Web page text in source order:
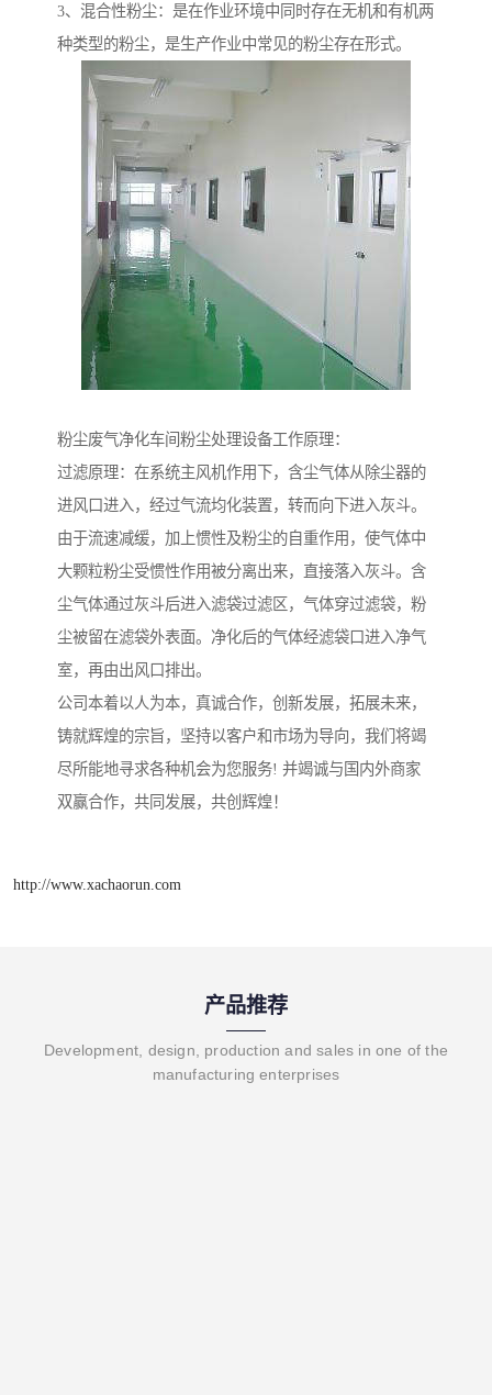
3、混合性粉尘：是在作业环境中同时存在无机和有机两
种类型的粉尘，是生产作业中常见的粉尘存在形式。
粉尘废气净化车间粉尘处理设备工作原理：
过滤原理：在系统主风机作用下，含尘气体从除尘器的
进风口进入，经过气流均化装置，转而向下进入灰斗。
由于流速减缓，加上惯性及粉尘的自重作用，使气体中
大颗粒粉尘受惯性作用被分离出来，直接落入灰斗。含
尘气体通过灰斗后进入滤袋过滤区，气体穿过滤袋，粉
尘被留在滤袋外表面。净化后的气体经滤袋口进入净气
室，再由出风口排出。
公司本着以人为本，真诚合作，创新发展，拓展未来，
铸就辉煌的宗旨，坚持以客户和市场为导向，我们将竭
尽所能地寻求各种机会为您服务! 并竭诚与国内外商家
双赢合作，共同发展，共创辉煌！
http://www.xachaorun.com
产品推荐
Development, design, production and sales in one of the
manufacturing enterprises